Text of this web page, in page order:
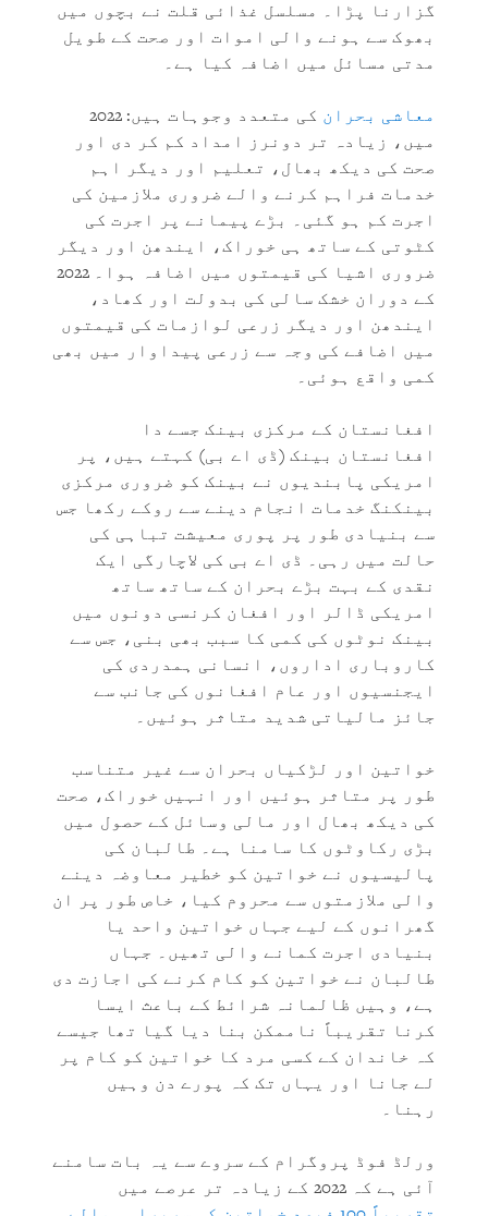
گزارنا پڑا۔ مسلسل غذائی قلت نے بچوں میں
بھوک سے ہونے والی اموات اور صحت کے طویل
مدتی مسائل میں اضافہ کیا ہے۔
معاشی بحران
کی متعدد وجوہات ہیں: 2022
میں، زیادہ تر دونرز امداد کم کر دی اور
صحت کی دیکھ بھال، تعلیم اور دیگر اہم
خدمات فراہم کرنے والے ضروری ملازمین کی
اجرت کم ہو گئی۔ بڑے پیمانے پر اجرت کی
کٹوتی کے ساتھ ہی خوراک، ایندھن اور دیگر
ضروری اشیا کی قیمتوں میں اضافہ ہوا۔ 2022
کے دوران خشک سالی کی بدولت اور کھاد،
ایندھن اور دیگر زرعی لوازمات کی قیمتوں
میں اضافے کی وجہ سے زرعی پیداوار میں بھی
کمی واقع ہوئی۔
افغانستان کے مرکزی بینک جسے دا
افغانستان بینک (ڈی اے بی) کہتے ہیں، پر
امریکی پابندیوں نے بینک کو ضروری مرکزی
بینکنگ خدمات انجام دینے سے روکے رکھا جس
سے بنیادی طور پر پوری معیشت تباہی کی
حالت میں رہی۔ ڈی اے بی کی لاچارگی ایک
نقدی کے بہت بڑے بحران کے ساتھ ساتھ
امریکی ڈالر اور افغان کرنسی دونوں میں
بینک نوٹوں کی کمی کا سبب بھی بنی، جس سے
کاروباری اداروں، انسانی ہمدردی کی
ایجنسیوں اور عام افغانوں کی جانب سے
جائز مالیاتی شدید متاثر ہوئیں۔
خواتین اور لڑکیاں بحران سے غیر متناسب
طور پر متاثر ہوئیں اور انہیں خوراک، صحت
کی دیکھ بھال اور مالی وسائل کے حصول میں
بڑی رکاوٹوں کا سامنا ہے۔ طالبان کی
پالیسیوں نے خواتین کو خطیر معاوضہ دینے
والی ملازمتوں سے محروم کیا، خاص طور پر ان
گھرانوں کے لیے جہاں خواتین واحد یا
بنیادی اجرت کمانے والی تھیں۔ جہاں
طالبان نے خواتین کو کام کرنے کی اجازت دی
ہے، وہیں ظالمانہ شرائط کے باعث ایسا
کرنا تقریباً ناممکن بنا دیا گیا تھا جیسے
کہ خاندان کے کسی مرد کا خواتین کو کام پر
لے جانا اور یہاں تک کہ پورے دن وہیں
رہنا۔
ورلڈ فوڈ پروگرام کے سروے سے یہ بات سامنے
آئی ہے کہ 2022 کے زیادہ تر عرصے میں